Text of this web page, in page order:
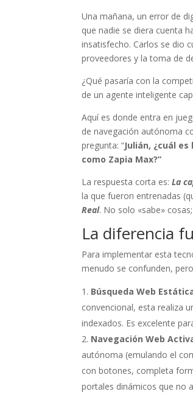
Una mañana, un error de
que nadie se diera cuenta
insatisfecho. Carlos se dio
proveedores y la toma de
¿Qué pasaría con la
de un agente inteligente
Aquí es donde entra en
de navegación autónoma
pregunta: “Julián, ¿cuál
como Zapia Max?”
La respuesta corta es: La
la que fueron entrenadas
Real. No solo «sabe»
La diferencia
Para implementar esta
menudo se confunden,
Búsqueda Web
convencional, esta realiza
indexados. Es excelente
Navegación Web
autónoma (emulando el
con botones, completa
portales dinámicos que no